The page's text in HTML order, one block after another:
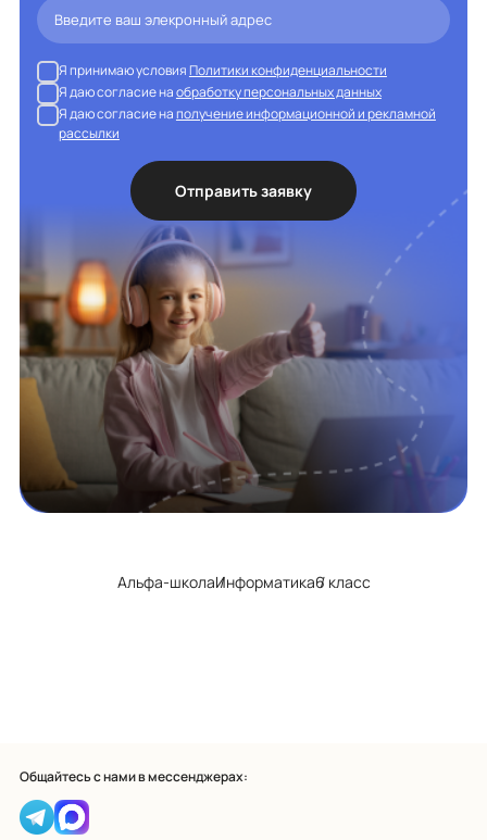
Я принимаю условияПолитики конфиденциальности
Я даю согласие наобработку персональных данных
Я даю согласие наполучение информационной и рекламной
рассылки
Отправить заявку
Альфа-школаИнформатика6 класс
Общайтесь с нами в мессенджерах: